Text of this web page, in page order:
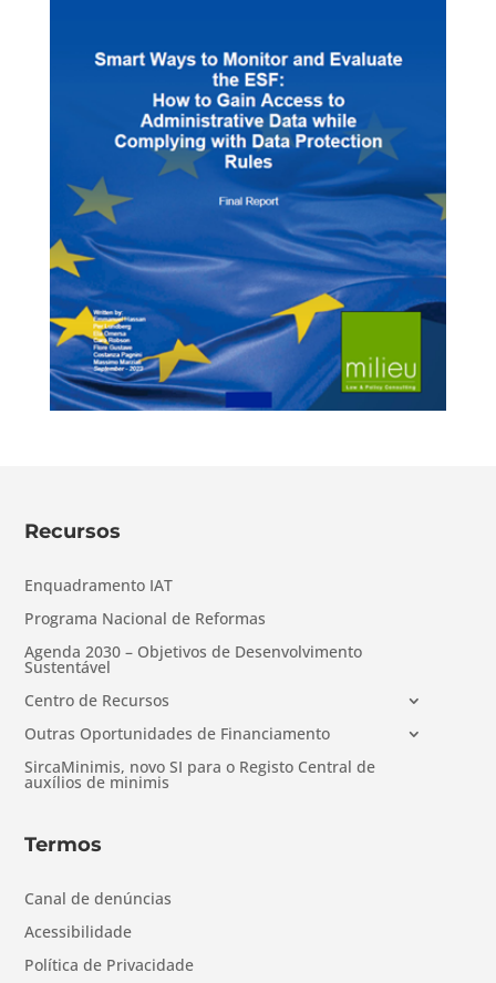
Recursos
Enquadramento IAT
Programa Nacional de Reformas
Agenda 2030 – Objetivos de Desenvolvimento
Sustentável
Centro de Recursos
Outras Oportunidades de Financiamento
SircaMinimis, novo SI para o Registo Central de
auxílios de minimis
Termos
Canal de denúncias
Acessibilidade
Política de Privacidade